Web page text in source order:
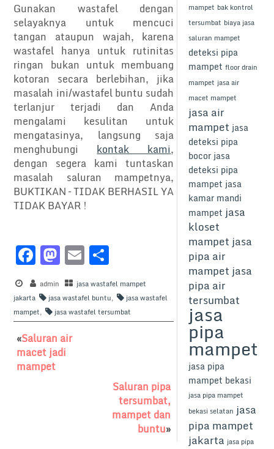
Gunakan wastafel dengan
selayaknya untuk mencuci
tangan ataupun wajah, karena
wastafel hanya untuk rutinitas
ringan bukan untuk membuang
kotoran secara berlebihan, jika
masalah ini/wastafel buntu sudah
terlanjur terjadi dan Anda
mengalami kesulitan untuk
mengatasinya, langsung saja
menghubungi kontak kami,
dengan segera kami tuntaskan
masalah saluran mampetnya,
BUKTIKAN – TIDAK BERHASIL YA
TIDAK BAYAR !
F
a
c
e
b
o
o
M
a
st
o
d
o
E
m
ai
l
h
ar
e
admin
jasa wastafel mampet
jakarta
jasa wastafel buntu,
jasa wastafel
mampet, jasa wastafel tersumbat
«Saluran air
macet jadi
mampet
Saluran pipa
tersumbat,
mampet dan
buntu»
mampet bak kontrol
tersumbat biaya jasa
saluran mampet
deteksi pipa
mampet floor drain
mampet jasa air
macet mampet
jasa air
mampet jasa
deteksi pipa
bocor jasa
deteksi pipa
mampet jasa
kamar mandi
mampet jasa
kloset
mampet jasa
pipa air
mampet jasa
pipa air
tersumbat
jasa
pipa
mampet
jasa pipa
mampet bekasi
jasa pipa mampet
bekasi selatan jasa
pipa mampet
jakarta jasa pipa